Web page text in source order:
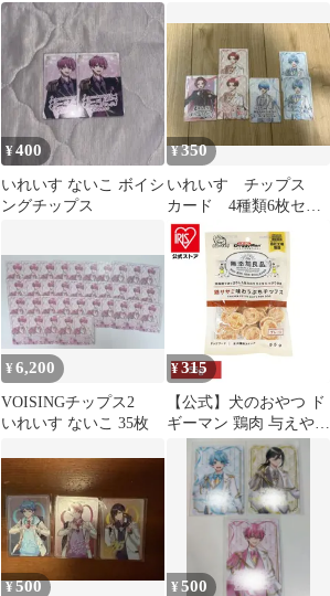
¥400
いれいす ないこ ボイシ
ングチップス
¥350
いれいす チップス
カード 4種類6枚セッ
ト
¥6,200
VOISINGチップス2
いれいす ないこ 35枚
¥315
【公式】犬のおやつ ド
ギーマン 鶏肉 与えやす
い 無添加良品 鶏ササミ
味わうぷちチップス プ
レーン 55g
¥500 ¥500